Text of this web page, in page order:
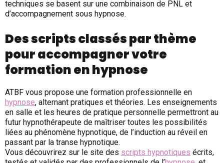
techniques se basent sur une combinaison de PNL et
d’accompagnement sous hypnose.
Des scripts classés par thème
pour accompagner votre
formation en hypnose
ATBF vous propose une formation professionnelle en
hypnose, alternant pratiques et théories. Les enseignements
en salle et les heures de pratique personnelle permettront au
futur hypnothérapeute de maîtriser toutes les possibilités
liées au phénomène hypnotique, de l’induction au réveil en
passant par la transe hypnotique.
Vous découvrirez sur le site des scripts hypnotiques écrits,